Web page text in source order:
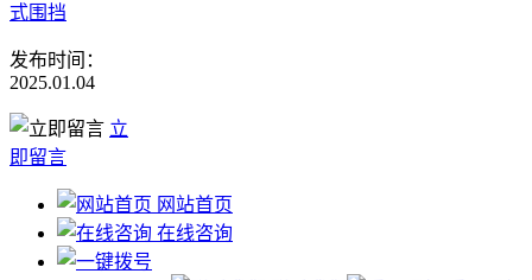
式围挡
发布时间：
2025.01.04
立
即留言
网站首页
在线咨询